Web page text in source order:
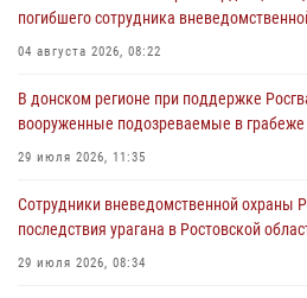
погибшего сотрудника
04 августа 2026, 08:22
В донском регионе при поддержке
вооруженные подозреваемые в грабеже
29 июля 2026, 11:35
Сотрудники вневедомственной охраны
последствия урагана в Ростовской
29 июля 2026, 08:34